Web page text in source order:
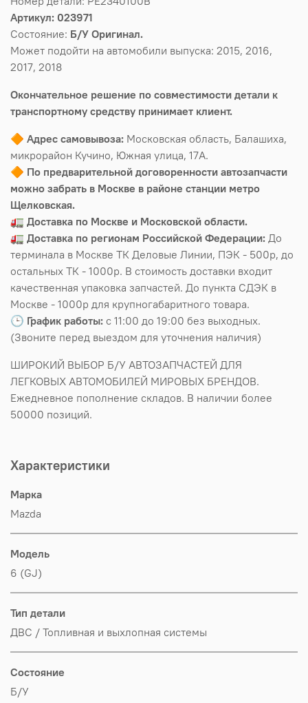
Артикул: 023971
Состояние: Б/У Оригинал.
Может подойти на автомобили выпуска: 2015, 2016,
2017, 2018
Окончательное решение по совместимости детали к
транспортному средству принимает клиент.
🔶 Адрес самовывоза: Московская область, Балашиха,
микрорайон Кучино, Южная улица, 17А.
🔶 По предварительной договоренности автозапчасти
можно забрать в Москве в районе станции метро
Щелковская.
🚛 Доставка по Москве и Московской области.
🚛 Доставка по регионам Российской Федерации: До
терминала в Москве ТК Деловые Линии, ПЭК - 500р, до
остальных ТК - 1000р. В стоимость доставки входит
качественная упаковка запчастей. До пункта СДЭК в
Москве - 1000р для крупногабаритного товара.
🕒 График работы: с 11:00 до 19:00 без выходных.
(Звоните перед выездом для уточнения наличия)
ШИРОКИЙ ВЫБОР Б/У АВТОЗАПЧАСТЕЙ ДЛЯ
ЛЕГКОВЫХ АВТОМОБИЛЕЙ МИРОВЫХ БРЕНДОВ.
Ежедневное пополнение складов. В наличии более
50000 позиций.
Характеристики
Марка
Mazda
Модель
6 (GJ)
Тип детали
ДВС / Топливная и выхлопная системы
Состояние
Б/У